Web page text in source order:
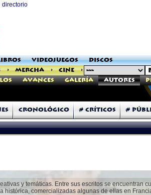
directorio
VIDEOJUEGOS
DISCOS
> MERCHA > CINE >
Avances Galería Autores
Cronológico # Críticos #
y temáticas. Entre sus escritos se encuentran
histórica, comercializadas algunas de ellas en